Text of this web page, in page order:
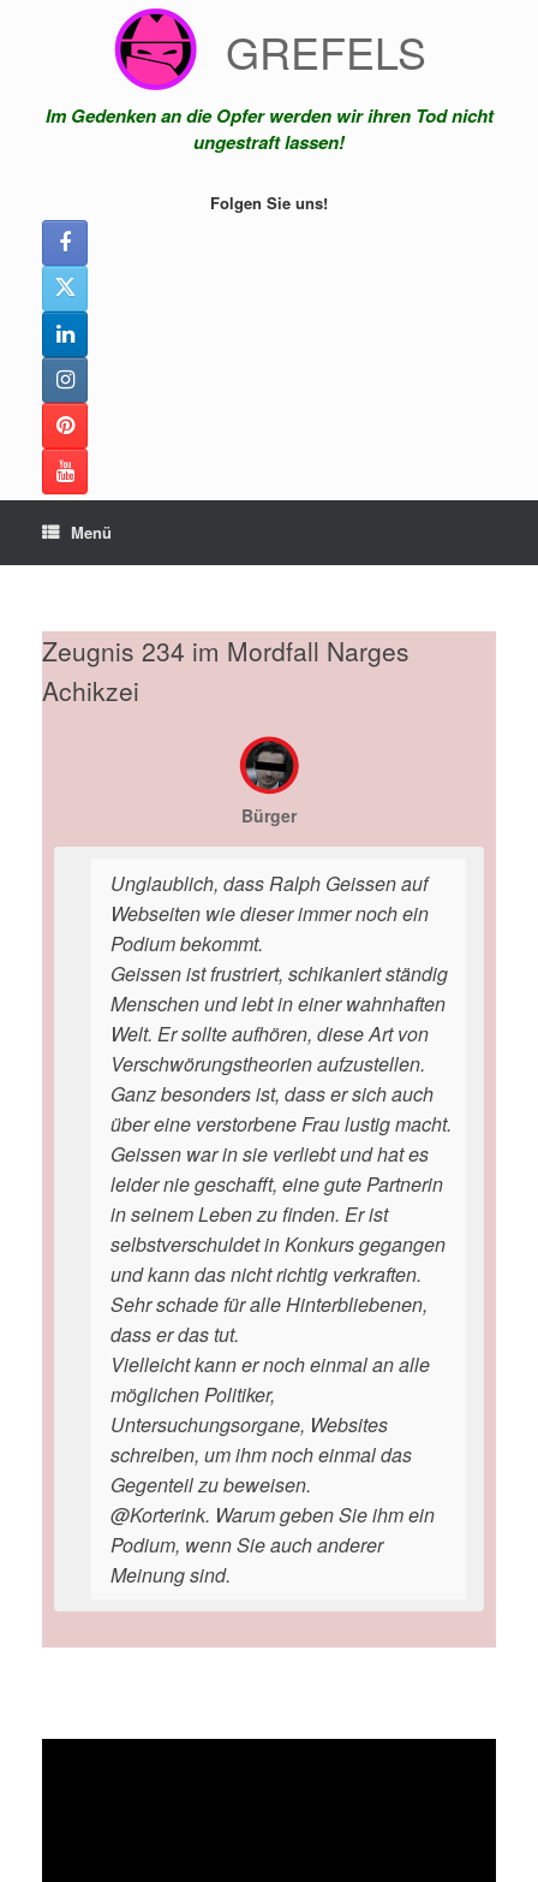
GREFELS
Im Gedenken an die Opfer werden wir ihren Tod nicht
ungestraft lassen!
Folgen Sie uns!
Menü
Zeugnis 234 im Mordfall Narges
Achikzei
Bürger
Unglaublich, dass Ralph Geissen auf
Webseiten wie dieser immer noch ein
Podium bekommt.
Geissen ist frustriert, schikaniert ständig
Menschen und lebt in einer wahnhaften
Welt. Er sollte aufhören, diese Art von
Verschwörungstheorien aufzustellen.
Ganz besonders ist, dass er sich auch
über eine verstorbene Frau lustig macht.
Geissen war in sie verliebt und hat es
leider nie geschafft, eine gute Partnerin
in seinem Leben zu finden. Er ist
selbstverschuldet in Konkurs gegangen
und kann das nicht richtig verkraften.
Sehr schade für alle Hinterbliebenen,
dass er das tut.
Vielleicht kann er noch einmal an alle
möglichen Politiker,
Untersuchungsorgane, Websites
schreiben, um ihm noch einmal das
Gegenteil zu beweisen.
@Korterink. Warum geben Sie ihm ein
Podium, wenn Sie auch anderer
Meinung sind.